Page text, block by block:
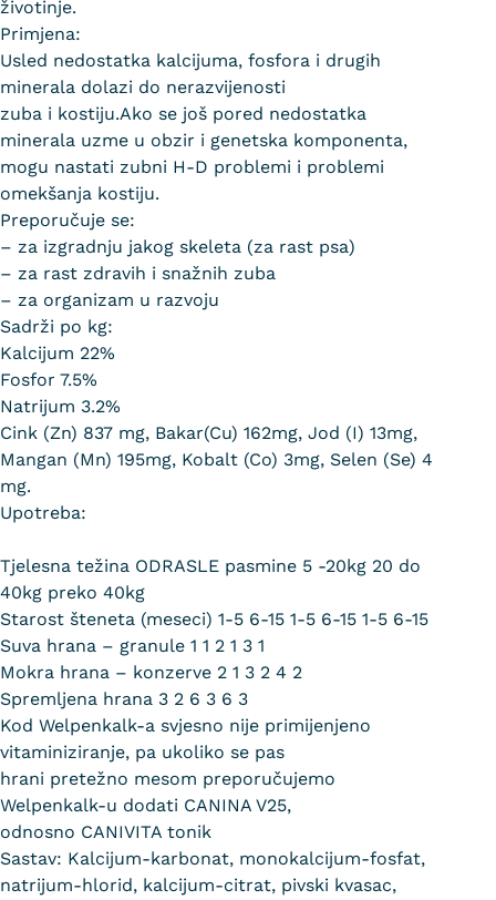
životinje.
Primjena:
Usled nedostatka kalcijuma, fosfora i drugih
minerala dolazi do nerazvijenosti
zuba i kostiju.Ako se još pored nedostatka
minerala uzme u obzir i genetska komponenta,
mogu nastati zubni H-D problemi i problemi
omekšanja kostiju.
Preporučuje se:
– za izgradnju jakog skeleta (za rast psa)
– za rast zdravih i snažnih zuba
– za organizam u razvoju
Sadrži po kg:
Kalcijum 22%
Fosfor 7.5%
Natrijum 3.2%
Cink (Zn) 837 mg, Bakar(Cu) 162mg, Jod (I) 13mg,
Mangan (Mn) 195mg, Kobalt (Co) 3mg, Selen (Se) 4
mg.
Upotreba:
Tjelesna težina ODRASLE pasmine 5 -20kg 20 do
40kg preko 40kg
Starost šteneta (meseci) 1-5 6-15 1-5 6-15 1-5 6-15
Suva hrana – granule 1 1 2 1 3 1
Mokra hrana – konzerve 2 1 3 2 4 2
Spremljena hrana 3 2 6 3 6 3
Kod Welpenkalk-a svjesno nije primijenjeno
vitaminiziranje, pa ukoliko se pas
hrani pretežno mesom preporučujemo
Welpenkalk-u dodati CANINA V25,
odnosno CANIVITA tonik
Sastav: Kalcijum-karbonat, monokalcijum-fosfat,
natrijum-hlorid, kalcijum-citrat, pivski kvasac,